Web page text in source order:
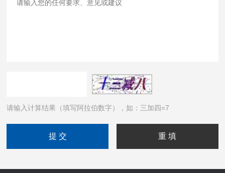
请输入计算结果（填写阿拉伯数字），如：三加四=7